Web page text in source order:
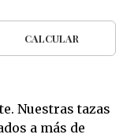
CALCULAR
Nuestras tazas
a más de